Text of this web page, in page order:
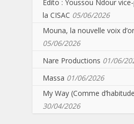
Edito : Youssou Ndour
la CISAC 05/06/2026
Mouna, la nouvelle voix
05/06/2026
Nare Productions 01/06/
Massa 01/06/2026
My Way (Comme
30/04/2026